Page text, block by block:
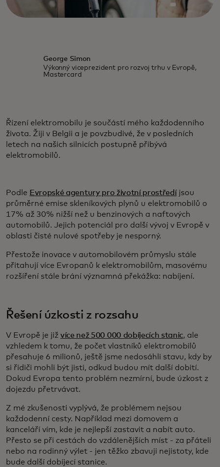
George Simon
Výkonný viceprezident pro rozvoj trhu v Evropě,
Mastercard
Řízení elektromobilu je součástí mého každodenního
života. Žiji v Belgii a je povzbudivé, že v posledních
letech na našich silnicích postupně přibývá
elektromobilů.
Podle Evropské agentury pro životní prostředíjsou
průměrné emise skleníkových plynů u elektromobilů o
17% až 30% nižší než u benzinových a naftových
automobilů. Jejich potenciál pro další vývoj v Evropě v
oblasti čisté nulové spotřeby je nesporný.
Přestože inovace v automobilovém průmyslu stále
přitahují více Evropanů k elektromobilům, masovému
rozšíření stále brání významná překážka: nabíjení.
Řešení úzkosti z rozsahu
V Evropě je již více než 500 000 dobíjecích stanic, ale
vzhledem k tomu, že počet vlastníků elektromobilů
přesahuje 6 milionů, ještě jsme nedosáhli stavu, kdy by
si řidiči mohli být jisti, odkud budou mít další dobití.
Dokud Evropa tento problém nezmírní, bude úzkost z
dojezdu přetrvávat.
Z mé zkušenosti vyplývá, že problémem nejsou
každodenní cesty. Například mezi domovem a
kanceláří vím, kde je nejlepší zastavit a nabít auto.
Přesto se při cestách do vzdálenějších míst - za přáteli
nebo na rodinný výlet - jen těžko zbavuji nejistoty, kde
bude další dobíjecí stanice.